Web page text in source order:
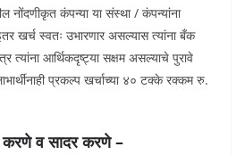
नोंदणीकृत कंपन्या या संस्था / कंपन्यांना
खर्च स्वतः उभारणार असल्यास त्यांना बँक
त्यांना आर्थिकदृष्ट्या सक्षम असल्याचे पुरावे
प्रकल्प खर्चाच्या ४० टक्के रक्कम रु.
व सादर करणे –